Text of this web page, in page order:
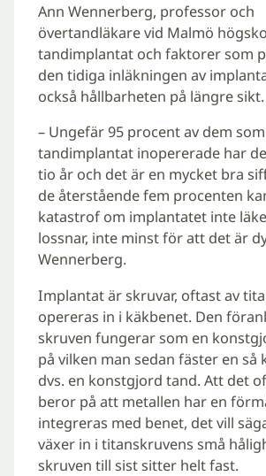
Ann Wennerberg, professor och
övertandläkare vid Malmö
tandimplantat och faktorer som
den tidiga inläkningen av
också hållbarheten på längre sikt.
– Ungefär 95 procent av dem
tandimplantat inopererade har
tio år och det är en mycket bra
de återstående fem procenten
katastrof om implantatet inte
lossnar, inte minst för att det är
Wennerberg.
Implantat är skruvar, oftast av
opereras in i käkbenet. Den
skruven fungerar som en
på vilken man sedan fäster en så
dvs. en konstgjord tand. Att det
beror på att metallen har en
integreras med benet, det vill
växer in i titanskruvens små
skruven till sist sitter helt fast.